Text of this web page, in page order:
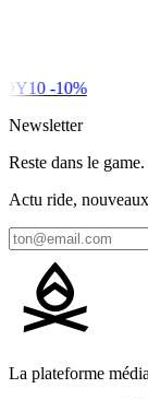
-10%
Newsletter
Reste dans le game.
Actu ride,
La plateforme